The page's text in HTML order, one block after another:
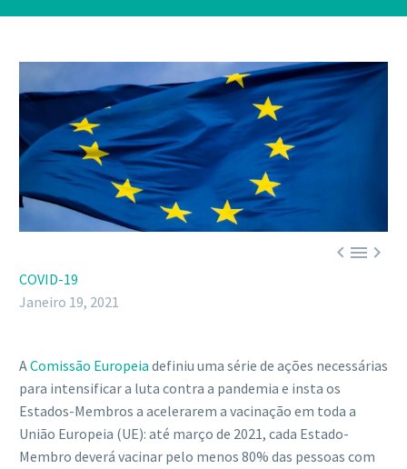

COVID-19
Janeiro 19, 2021
AComissão Europeia definiu uma série de ações necessárias
para intensificar a luta contra a pandemia e insta os
Estados-Membros a acelerarem a vacinação em toda a
União Europeia (UE): até março de 2021, cada Estado-
Membro deverá vacinar pelo menos 80% das pessoas com